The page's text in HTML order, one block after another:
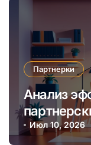
Партнерки
Анализ
выбрать
Июл 10, 2026